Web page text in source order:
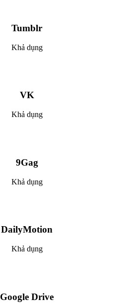
Tumblr
Khả dụng
VK
Khả dụng
9Gag
Khả dụng
DailyMotion
Khả dụng
Google Drive